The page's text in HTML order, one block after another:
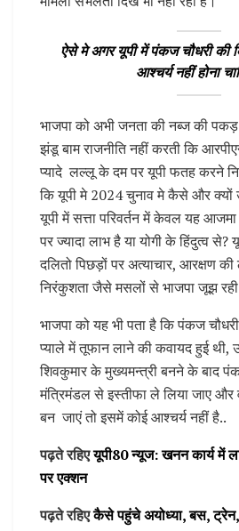
ऐसे मे अगर यूपी में पंकज चौधरी की
आश्चर्य नहीं होना
भाजपा को अभी जनता की नब्ज की
झंडू बाम राजनीति नहीं करती कि
प्यादे लल्लू के दम पर यूपी फतह करने
कि यूपी मे 2024 चुनाव मे कैसे और
यूपी में सत्ता परिवर्तन में केवल यह
पर ज्यादा लाभ है या योगी के हिंदुत्व से?
दलितो पिछड़ों पर अत्याचार, आरक्षण
निरंकुशता जैसे मसलों से भाजपा जूझ
भाजपा को यह भी पता है कि पंकज
प्याले में तूफान लाने की कवायद हुई
शिवकुमार के मुख्यमन्त्री बनने के बाद
मंत्रिमंडल से इस्तीफा ले लिया जाए और
बन जाएं तो इसमें कोई आश्चर्य नहीं है..
पढ़ते रहिएयूपी80 न्यूज: खनन कार्य में
पर एक्शन
पढ़ते रहिएकैसे पहुंचे अयोध्या, बस,